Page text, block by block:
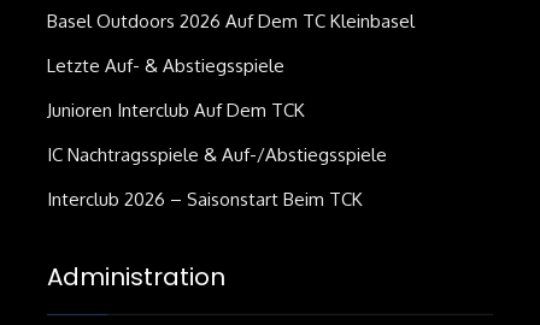
Basel Outdoors 2026 Auf Dem TC Kleinbasel
Letzte Auf- & Abstiegsspiele
Junioren Interclub Auf Dem TCK
IC Nachtragsspiele & Auf-/Abstiegsspiele
Interclub 2026 – Saisonstart Beim TCK
Administration